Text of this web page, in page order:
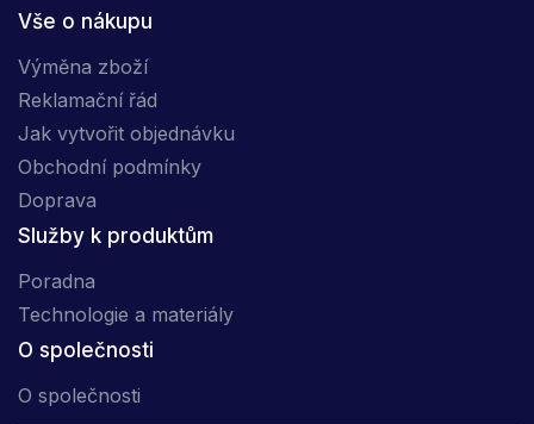
Vše o nákupu
Výměna zboží
Reklamační řád
Jak vytvořit objednávku
Obchodní podmínky
Doprava
Služby k produktům
Poradna
Technologie a materiály
O společnosti
O společnosti